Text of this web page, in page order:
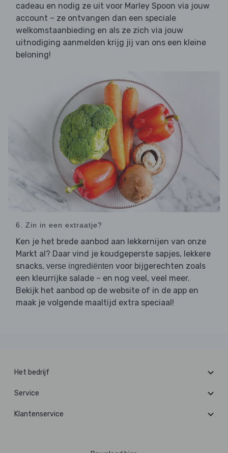
cadeau en nodig ze uit voor Marley Spoon via jouw
account – ze ontvangen dan een speciale
welkomstaanbieding en als ze zich via jouw
uitnodiging aanmelden krijg jij van ons een kleine
beloning!
6. Zin in een extraatje?
Ken je het brede aanbod aan lekkernijen van onze
Markt al? Daar vind je koudgeperste sapjes, lekkere
snacks, verse ingrediënten voor bijgerechten zoals
een kleurrijke salade – en nog veel, veel meer.
Bekijk het aanbod op de website of in de app en
maak je volgende maaltijd extra speciaal!
Het bedrijf
Service
Klantenservice